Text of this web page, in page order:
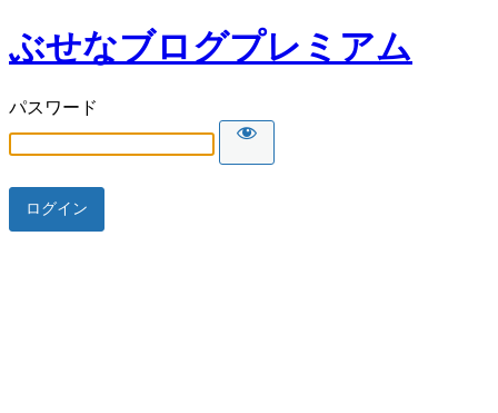
ぶせなブログプレミアム
パスワード